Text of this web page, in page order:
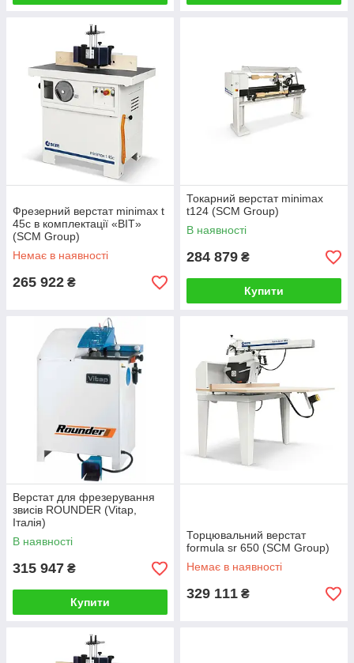
Фрезерний верстат minimax t
45c в комплектації «BIT»
(SCM Group)
Немає в наявності
265 922 ₴
Токарний верстат minimax
t124 (SCM Group)
В наявності
284 879 ₴
Купити
Верстат для фрезерування
звисів ROUNDER (Vitap,
Італія)
В наявності
315 947 ₴
Купити
Торцювальний верстат
formula sr 650 (SCM Group)
Немає в наявності
329 111 ₴